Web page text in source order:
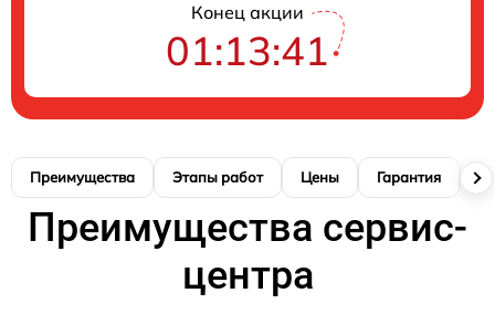
Конец акции
01:13:40
Преимущества Этапы работ Цены Гарантия
Преимущества сервис-
центра